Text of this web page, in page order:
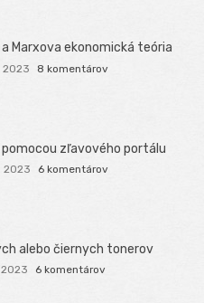
Marxova ekonomická teória
2023 8 komentárov
zľavového portálu
2023 6 komentárov
alebo čiernych tonerov
6 komentárov